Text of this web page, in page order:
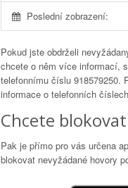
Poslední zobrazení:
Pokud jste obdrželi
chcete o něm více informací,
telefonnímu číslu 918579250.
informace o telefonních
Chcete
Pak je přímo pro vás určena
blokovat nevyžádané hovory